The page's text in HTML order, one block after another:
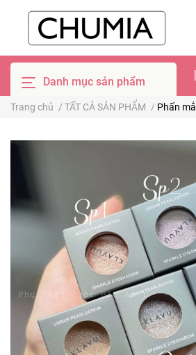
Danh mục sản phẩm
Trang chủ / TẤT CẢ SẢN PHẨM / Phấn